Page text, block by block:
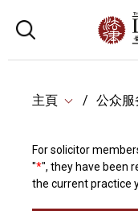
主頁 公众服
For solicitor
"*", they have been
the current practice